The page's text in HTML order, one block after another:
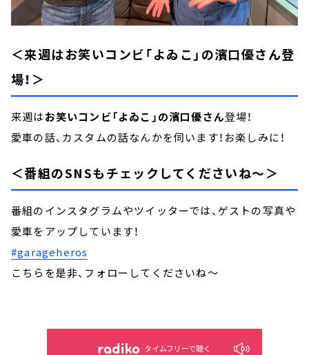
＜来週はお笑いコンビ「よゐこ」の濱口優さん登
場！＞
来週はお笑いコンビ「よゐこ」の濱口優さん登場！
愛車の話、カスタムの話なんかを伺います！お楽しみに！
＜番組のSNSもチェックしてくださいね～＞
番組のインスタグラムやツイッターでは、ゲストの写真や
愛車をアップしています！
#garageheros
こちらを是非、フォローしてくださいね～
タイムフリーで聴く